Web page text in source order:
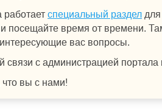
работает специальный раздел
посещайте время от времени.
вас вопросы.
связи с администрацией портала
вы с нами!